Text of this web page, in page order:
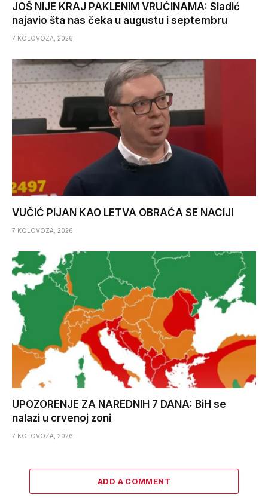
JOŠ NIJE KRAJ PAKLENIM VRUĆINAMA: Sladić
najavio šta nas čeka u augustu i septembru
7 KOLOVOZA, 2026
VUČIĆ PIJAN KAO LETVA OBRAĆA SE NACIJI
7 KOLOVOZA, 2026
UPOZORENJE ZA NAREDNIH 7 DANA: BiH se
nalazi u crvenoj zoni
7 KOLOVOZA, 2026
ADD A COMMENT